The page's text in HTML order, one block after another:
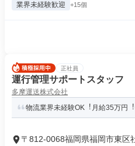
業界未経験歓迎 +15個
正社員
運行管理サポートスタッフ
多摩運送株式会社
物流業界未経験OK︕⽉給35万円
〒812-0068福岡県福岡市東区